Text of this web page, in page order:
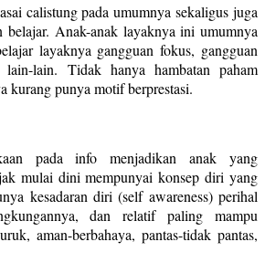
calistung pada umumnya sekaligus juga
belajar. Anak-anak layaknya ini umumnya
layaknya gangguan fokus, gangguan
lain. Tidak hanya hambatan paham
kurang punya motif berprestasi.
pada info menjadikan anak yang
mulai dini mempunyai konsep diri yang
kesadaran diri (self awareness) perihal
dan relatif paling mampu
aman-berbahaya, pantas-tidak pantas,